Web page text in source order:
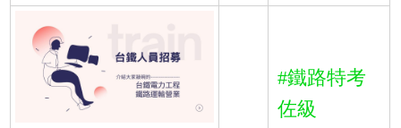
#鐵路特考
佐級